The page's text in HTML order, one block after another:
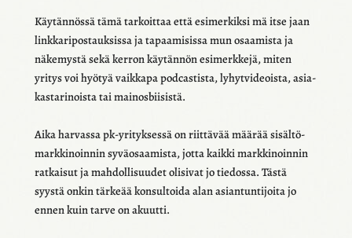
Käytän­nössä tämä tarkoit­taa että esimer­kiksi mä itse jaan
link­ka­ri­pos­tauk­sissa ja tapaa­mi­sissa mun osaa­mista ja
näke­mystä sekä kerron käytän­nön esimerk­kejä, miten
yritys voi hyötyä vaik­kapa podcas­tista, lyhyt­vi­deoista, asia­
kas­ta­ri­noista tai mainos­bii­sistä.
Aika harvassa pk-yrityk­sessä on riit­tä­vää määrää sisäl­tö­
mark­ki­noin­nin syvä­osaa­mista, jotta kaikki mark­ki­noin­nin
ratkai­sut ja mahdol­li­suu­det olisi­vat jo tiedossa. Tästä
syystä onkin tärkeää konsul­toida alan asian­tun­ti­joita jo
ennen kuin tarve on akuutti.